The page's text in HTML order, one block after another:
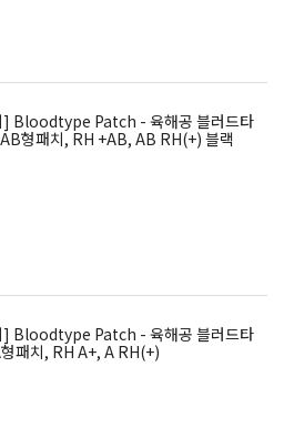
] Bloodtype Patch - 육해공 블러드타
형패치, RH +AB, AB RH(+) 블랙
] Bloodtype Patch - 육해공 블러드타
패치, RH A+, A RH(+)